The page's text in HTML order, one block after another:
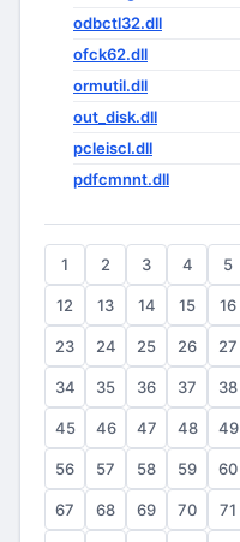
odbctl32.dll
ofck62.dll
ormutil.dll
out_disk.dll
pcleiscl.dll
pdfcmnnt.dll
1 2 3 4 5
12 13 14 15 16
23 24 25 26 27
34 35 36 37 38
45 46 47 48 49
56 57 58 59 60
67 68 69 70 71